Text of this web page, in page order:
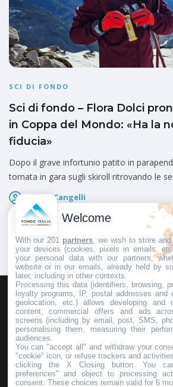
SCI DI FONDO
Sci di fondo – Flora Dolci
in Coppa del Mondo: «Ha la
fiducia»
Dopo il grave infortunio patito in
tornata in gara sugli skiroll ritrovando le
Marco Cangelli
Pubblicato il
HOMEPAGEREDAZIONEINVIA UN
PUBBLICITÀSCRIVI AL DIRETTORE
Copyright © 2016 - 2025 ASD Fondo Italia -
Welcome
With our 201 partners , we wish to store
your devices (cookies, pixels in emails,
your personal data with our partners,
website or in our emails, already held by
later, including in other contexts.
Processing this data (identifiers, browsing,
loyalty programs, IP, postal addresses and
geolocation, etc.) allows developing and
content, commercial offers and ads
screens (including by email, post, SMS,
personalising them, measuring their
audiences.
You can "accept all" and withdraw your
"cookie" icon, or refuse trackers and
clicking the X Closing button. You
preferences" and object to processing
consent. These choices remain valid for 6